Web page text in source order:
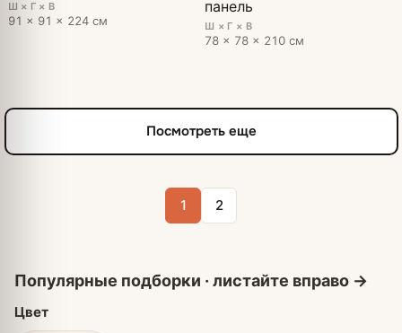
Ш × Г × В
91 × 91 × 224 см
панель
Ш × Г × В
78 × 78 × 210 см
Посмотреть еще
1 2
Цвет